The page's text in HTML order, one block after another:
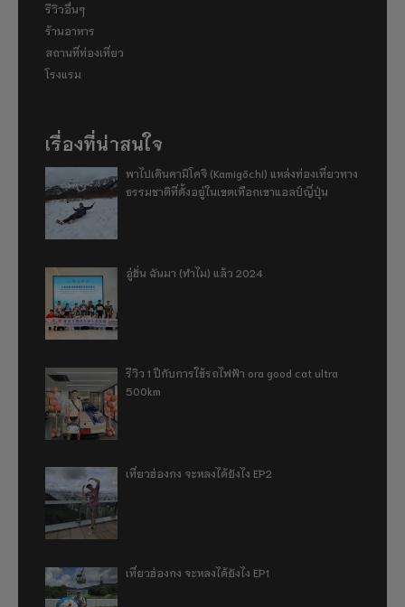
รีวิวอื่นๆ
ร้านอาหาร
สถานที่ท่องเที่ยว
โรงแรม
เรื่องที่น่าสนใจ
พาไปเดินคามิโคจิ (Kamigōchi) แหล่งท่องเที่ยวทาง
ธรรมชาติที่ตั้งอยู่ในเขตเทือกเขาแอลป์ญี่ปุ่น
อู่ฮั่น ฉันมา (ทำไม) แล้ว 2024
รีวิว 1 ปีกับการใช้รถไฟฟ้า ora good cat ultra
500km
เที่ยวฮ่องกง จะหลงได้ยังไง EP2
เที่ยวฮ่องกง จะหลงได้ยังไง EP1